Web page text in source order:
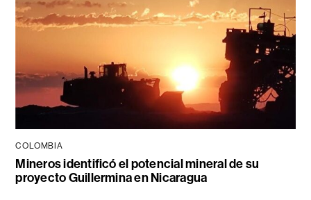
COLOMBIA
Mineros identificó el potencial mineral de su
proyecto Guillermina en Nicaragua